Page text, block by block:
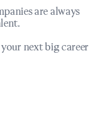
are always
next big career